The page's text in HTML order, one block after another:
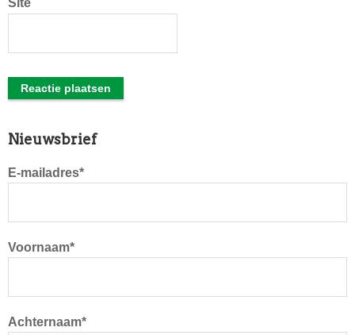
Primaire
Sidebar
Nieuwsbrief
E-mailadres*
Voornaam*
Achternaam*